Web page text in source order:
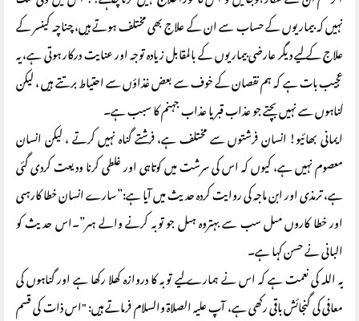
نہیں کہ بیماریوں کے حساب سے ان کے علاج بھی مختلف ہوتے ہیں، چناچہ کینسر کے
علاج کے لیے دیگر عارضی بیماریوں کے بالمقابل زیادہ توجہ اور عنایت درکار ہوتی ہے، یہ
عجیب بات ہے کہ ہم نقصان کے خوف سے بعض غذاؤں سے احتیاط برتتے ہیں ، لیکن
گناہوں سے نہیں بچتے جو عذاب قبر یا عذاب جہنم کا سبب ہے۔
ایمانی بھائیو! انسان فرشتوں سے مختلف ہے، فرشتے گناہ نہیں کرتے ، لیکن انسان
معصوم نہیں ہے، کیوں کہ اس کی سرشت میں کوتاہی اور غلطی کرنا ودیعت کردی گئی
ہے، ترمذی اور ابن ماجہ کی روایت کردہ حدیث میں آیا ہے:”سارے انسان خطا کارہںی
اور خطا کاروں مںل سب سے بہتروہ ہںل جو توبہ کرنے والے ہںر”۔اس حديث کو
البانی نے حسن کہا ہے۔
یہ اللہ کی نعمت ہے کہ اس نے ہمارے لیے توبہ کا دروازہ کھلا رکھا ہے اور گناہوں کی
معافی کی گنجائش باقی رکھی ہے، آپ علیہ الصلاۃ والسلام فرماتے ہیں: "اس ذات کی قسم